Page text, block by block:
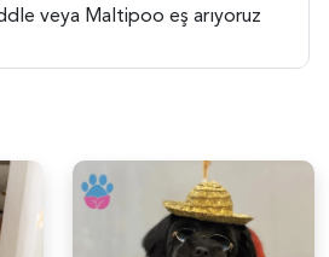
veya Maltipoo eş arıyoruz